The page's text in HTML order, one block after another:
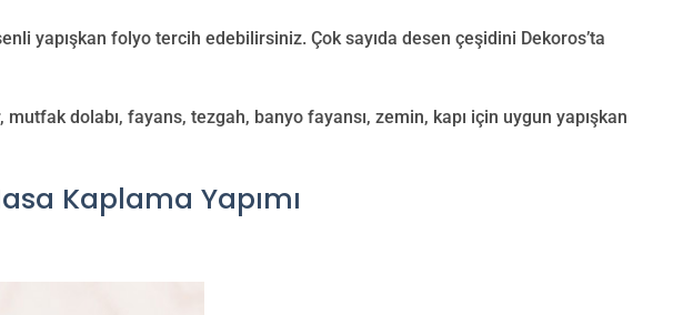
yapışkan folyo tercih edebilirsiniz. Çok sayıda desen çeşidini Dekoros’ta
dolabı, fayans, tezgah, banyo fayansı, zemin, kapı için uygun yapışkan
Kaplama Yapımı